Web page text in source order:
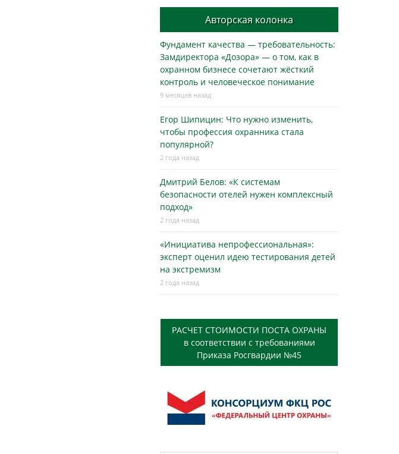
Авторская колонка
Фундамент качества — требовательность:
Замдиректора «Дозора» — о том, как в
охранном бизнесe сочетают жёсткий
контроль и человеческое понимание
9 месяцев назад
Егор Шипицин: Что нужно изменить,
чтобы профессия охранника стала
популярной?
2 года назад
Дмитрий Белов: «К системам
безопасности отелей нужен комплексный
подход»
2 года назад
«Инициатива непрофессиональная»:
эксперт оценил идею тестирования детей
на экстремизм
2 года назад
РАСЧЕТ СТОИМОСТИ ПОСТА ОХРАНЫ
в соответствии с требованиями
Приказа Росгвардии №45